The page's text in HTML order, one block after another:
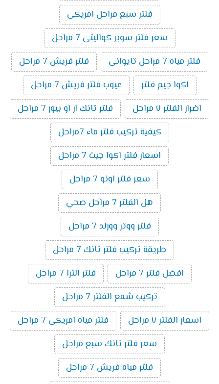
فلتر سبع مراحل امريكى
سعر فلتر سوبر كواليتى 7 مراحل
فلتر مياه 7 مراحل تايوانى
فلتر فريش 7 مراحل
اكوا جيم فلتر
عيوب فلتر فريش 7 مراحل
اضرار الفلتر ٧ مراحل
فلتر تانك ار او بيور 7 مراحل
كيفية تركيب فلتر ماء 7مراحل
اسعار فلتر اكوا جيت 7 مراحل
سعر فلتر اونو 7 مراحل
هل الفلتر 7 مراحل صحي
فلتر ووتر وورلد 7 مراحل
طريقة تركيب فلتر تانك 7 مراحل
افضل فلتر 7 مراحل
فلتر الترا 7 مراحل
تركيب شمع الفلتر 7 مراحل
اسعار الفلتر ٧ مراحل
فلتر مياه امريكى 7 مراحل
سعر فلتر تانك سبع مراحل
فلتر مياه فريش 7 مراحل